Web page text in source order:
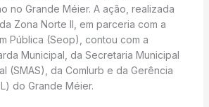
no Grande Méier. A ação, realizada
Zona Norte II, em parceria com a
Pública (Seop), contou com a
Municipal, da Secretaria Municipal
(SMAS), da Comlurb e da Gerência
do Grande Méier.